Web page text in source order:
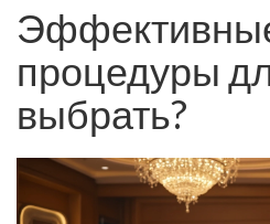
процедуры
выбрать?